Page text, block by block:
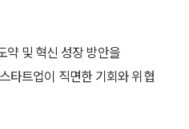
약 및 혁신 성장 방안을
타트업이 직면한 기회와 위협